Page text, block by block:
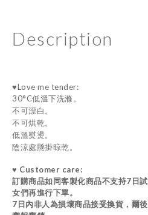
Description
♥Love me tender:
30°C低溫下洗滌。
不可漂白。
不可烘乾。
低溫熨燙。
陰涼處懸掛晾乾。
♥ Customer care:
訂購商品如同客製化商品不支持7日
女們再進行下單。
7日內非人為損壞商品接受換貨，爾